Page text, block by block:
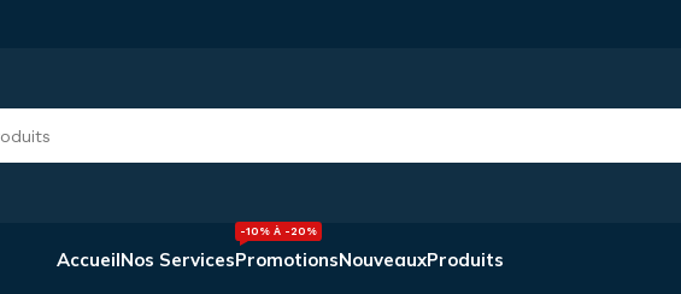
AccueilNos ServicesPromotions
-10% À -20%
NouveauxProduits